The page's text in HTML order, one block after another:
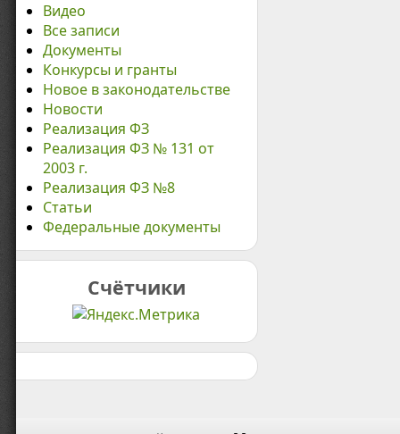
Видео
Все записи
Документы
Конкурсы и гранты
Новое в законодательстве
Новости
Реализация ФЗ
Реализация ФЗ № 131 от
2003 г.
Реализация ФЗ №8
Статьи
Федеральные документы
Счётчики